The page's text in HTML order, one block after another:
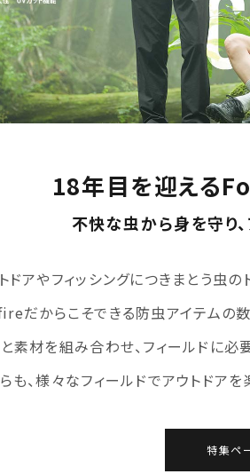
18年目を迎える
不快な虫から身を守り
ドアやフィッシングにつきまとう虫
だからこそできる防虫アイテムの数
素材を組み合わせ、フィールドに必
も、様々なフィールドでアウトドアを
特集ペ